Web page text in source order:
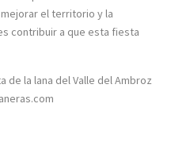
el territorio y la
contribuir a que esta fiesta
de la lana del Valle del Ambroz